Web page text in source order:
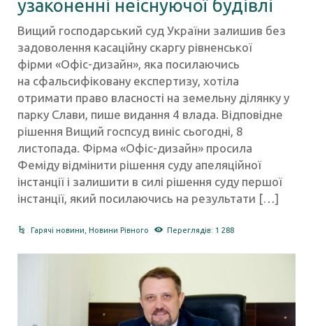
узаконенні неіснуючої будівлі
Вищий господарський суд України залишив без
задоволення касаційну скаргу рівненської
фірми «Офіс-дизайн», яка посилаючись
на сфальсифіковану експертизу, хотіла
отримати право власності на земельну ділянку у
парку Слави, пише видання 4 влада. Відповідне
рішення Вищий госпсуд виніс сьогодні, 8
листопада. Фірма «Офіс-дизайн» просила
Феміду відмінити рішення суду апеляційної
інстанції і залишити в силі рішення суду першої
інстанції, який посилаючись на результати […]
Гарячі новини ,Новини Рівного Переглядів: 1 288